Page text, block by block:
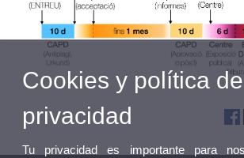
Cookies y política de
privacidad
Tu privacidad es importante para